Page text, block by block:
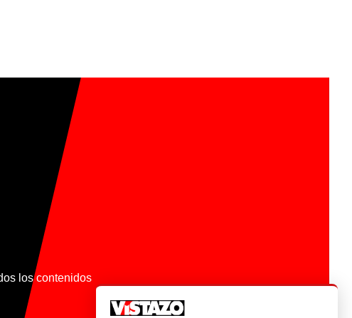
los contenidos